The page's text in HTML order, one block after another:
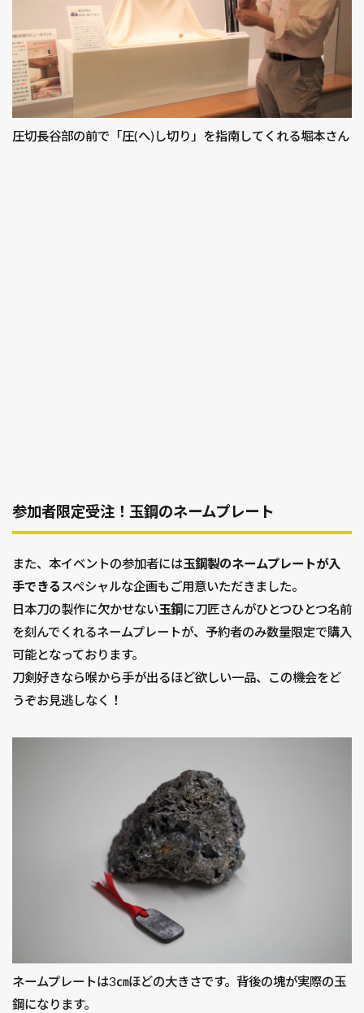
圧切長谷部の前で「圧(へ)し切り」を指南してくれる堀本さん
参加者限定受注！玉鋼のネームプレート
また、本イベントの参加者には玉鋼製のネームプレートが入
手できる スペシャルな企画もご用意いただきました。
日本刀の製作に欠かせない玉鋼に刀匠さんがひとつひとつ名前
を刻んでくれるネームプレートが、予約者のみ数量限定で購入
可能となっております。
刀剣好きなら喉から手が出るほど欲しい一品、この機会をど
うぞお見逃しなく！
ネームプレートは3㎝ほどの大きさです。背後の塊が実際の玉
鋼になります。